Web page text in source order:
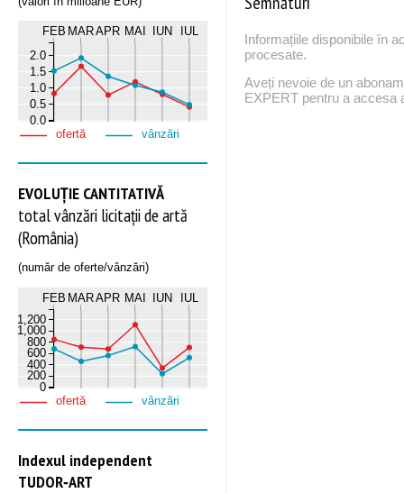
FEB MARAPR MAI IUN IUL
0.0
0.5
1.0
1.5
2.0
ofertă vânzări
EVOLUȚIE CANTITATIVĂ
total vânzări licitații de artă
(România)
(număr de oferte/vânzări)
FEB MARAPR MAI IUN IUL
0
200
400
600
800
1,000
1,200
ofertă vânzări
Indexul independent
TUDOR‑ART
Informațiile disponibile în
procesate.
Aveți nevoie de un
EXPERT pentru a accesa